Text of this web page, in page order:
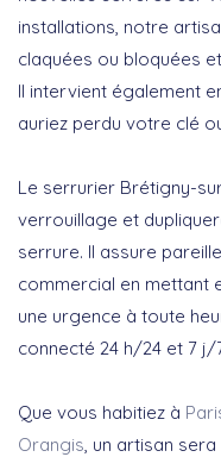
installations, notre
claquées ou bloquées
Il intervient également
auriez perdu votre clé
Le serrurier Brétigny-
verrouillage et
serrure. Il assure
commercial en mettant
une urgence à toute
connecté 24 h/24 et 7 j/
Que vous habitiez à
Orangis , un artisan